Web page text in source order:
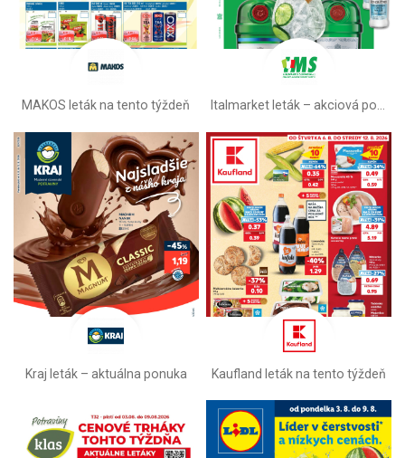
MAKOS leták na tento týždeň Italmarket leták –⁠ akciová ponuka
Kraj leták – aktuálna ponuka Kaufland leták na tento týždeň